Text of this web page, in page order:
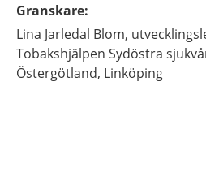
Granskare:
Lina Jarledal Blom,
Tobakshjälpen Sydöstra
Östergötland, Linköping